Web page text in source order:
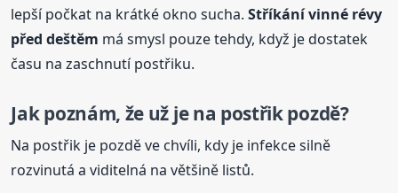
lepší počkat na krátké okno sucha.Stříkání vinné révy
před deštěm má smysl pouze tehdy, když je dostatek
času na zaschnutí postřiku.
Jak poznám, že už je na postřik pozdě?
Na postřik je pozdě ve chvíli, kdy je infekce silně
rozvinutá a viditelná na většině listů.